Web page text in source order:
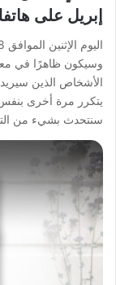
إبريل على
وسيكون ظاهرًا في
الأشخاص الذين
سنتحدث بشيء من